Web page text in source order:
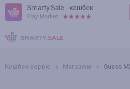
Smarty.Sale - кешбек
Play Market:
ПРАВИЛА
ПЛАГІНИ
Кешбек сервіс Магазини Guess